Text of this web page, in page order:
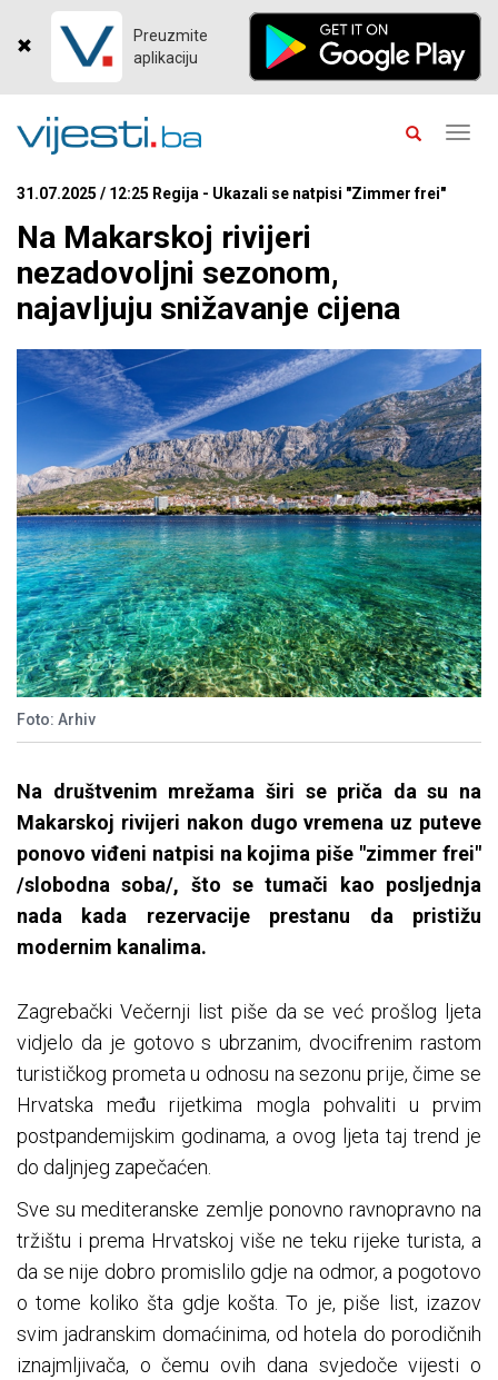
Preuzmite
aplikaciju
31.07.2025 / 12:25 Regija - Ukazali se natpisi "Zimmer frei"
Na Makarskoj rivijeri
nezadovoljni sezonom,
najavljuju snižavanje cijena
Foto: Arhiv
Na društvenim mrežama širi se priča da su na
Makarskoj rivijeri nakon dugo vremena uz puteve
ponovo viđeni natpisi na kojima piše "zimmer frei"
/slobodna soba/, što se tumači kao posljednja
nada kada rezervacije prestanu da pristižu
modernim kanalima.
Zagrebački Večernji list piše da se već prošlog ljeta
vidjelo da je gotovo s ubrzanim, dvocifrenim rastom
turističkog prometa u odnosu na sezonu prije, čime se
Hrvatska među rijetkima mogla pohvaliti u prvim
postpandemijskim godinama, a ovog ljeta taj trend je
do daljnjeg zapečaćen.
Sve su mediteranske zemlje ponovno ravnopravno na
tržištu i prema Hrvatskoj više ne teku rijeke turista, a
da se nije dobro promislilo gdje na odmor, a pogotovo
o tome koliko šta gdje košta. To je, piše list, izazov
svim jadranskim domaćinima, od hotela do porodičnih
iznajmljivača, o čemu ovih dana svjedoče vijesti o